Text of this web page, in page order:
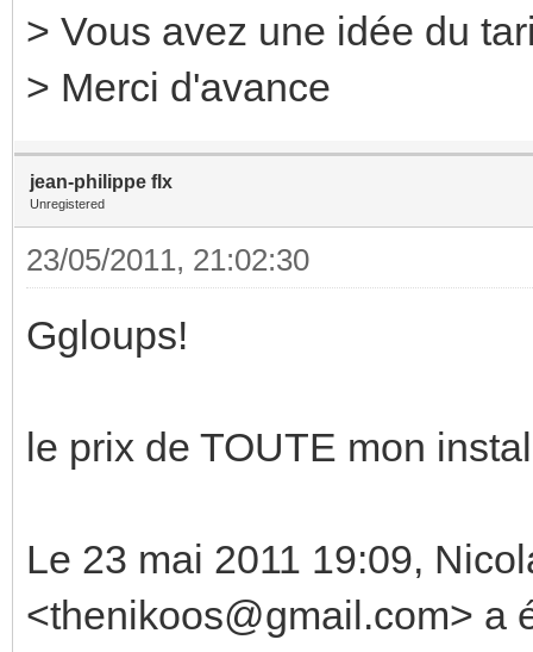
> Vous avez une idée du
> Merci d'avance
jean-philippe flx
Unregistered
23/05/2011, 21:02:30
Ggloups!
le prix de TOUTE mon
Le 23 mai 2011 19:09,
<thenikoos@gmail.com> a